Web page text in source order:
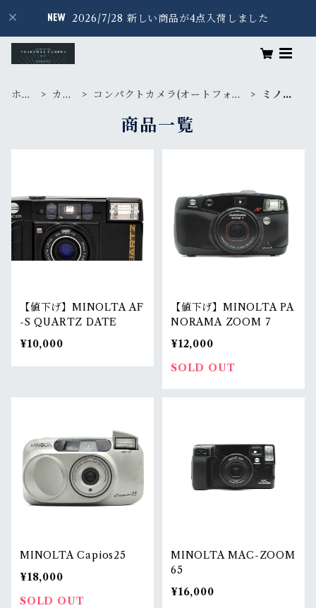
2026/7/28 新しい商品が4点入荷しました
ホー
カメ
コンパクトカメラ(オートフォー
ミノル
商品一覧
【値下げ】MINOLTA AF
-S QUARTZ DATE
¥10,000
【値下げ】MINOLTA PA
NORAMA ZOOM 7
¥12,000
SOLD OUT
MINOLTA Capios25
¥18,000
SOLD OUT
MINOLTA MAC-ZOOM
65
¥16,000